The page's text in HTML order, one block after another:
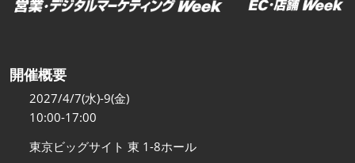
開催概要
2027/4/7(水)-9(金)
10:00-17:00
東京ビッグサイト 東 1-8ホール